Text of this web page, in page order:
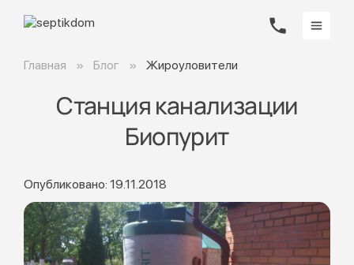
Главная Блог Жироуловители
Станция канализации
Биопурит
Опубликовано: 19.11.2018